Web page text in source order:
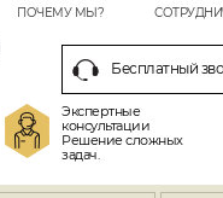
ПОЧЕМУ МЫ?
Бесплатный
Экспертные
консультации
Решение сложных
задач.